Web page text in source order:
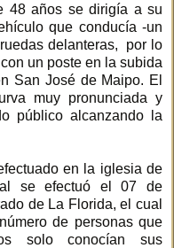
48 años se dirigía a su
que conducía -un
delanteras, por lo
un poste en la subida
San José de Maipo. El
muy pronunciada y
público alcanzando la
en la iglesia de
se efectuó el 07 de
de La Florida, el cual
de personas que
solo conocían sus